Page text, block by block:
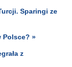
Sparingi ze
Polsce? »
z